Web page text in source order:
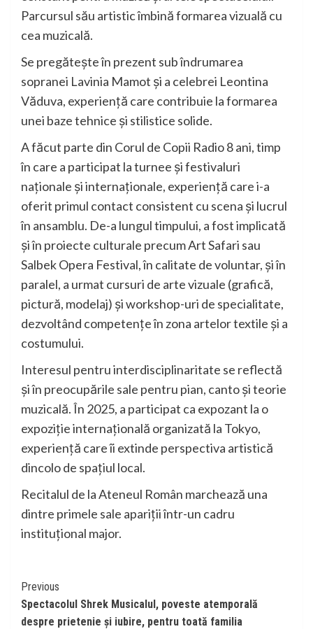
Parcursul său artistic îmbină formarea vizuală cu
cea muzicală.
Se pregătește în prezent sub îndrumarea
sopranei Lavinia Mamot și a celebrei Leontina
Văduva, experiență care contribuie la formarea
unei baze tehnice și stilistice solide.
A făcut parte din Corul de Copii Radio 8 ani, timp
în care a participat la turnee și festivaluri
naționale și internaționale, experiență care i-a
oferit primul contact consistent cu scena și lucrul
în ansamblu. De-a lungul timpului, a fost implicată
și în proiecte culturale precum Art Safari sau
Salbek Opera Festival, în calitate de voluntar, și în
paralel, a urmat cursuri de arte vizuale (grafică,
pictură, modelaj) și workshop-uri de specialitate,
dezvoltând competențe în zona artelor textile și a
costumului.
Interesul pentru interdisciplinaritate se reflectă
și în preocupările sale pentru pian, canto și teorie
muzicală. În 2025, a participat ca expozant la o
expoziție internațională organizată la Tokyo,
experiență care îi extinde perspectiva artistică
dincolo de spațiul local.
Recitalul de la Ateneul Român marchează una
dintre primele sale apariții într-un cadru
instituțional major.
Continue
Reading
Previous
Spectacolul Shrek Musicalul, poveste atemporală
despre prietenie și iubire, pentru toată familia